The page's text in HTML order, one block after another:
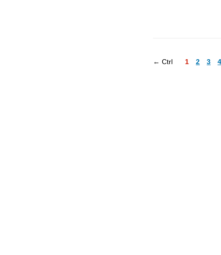
← Ctrl 1 2 3 4